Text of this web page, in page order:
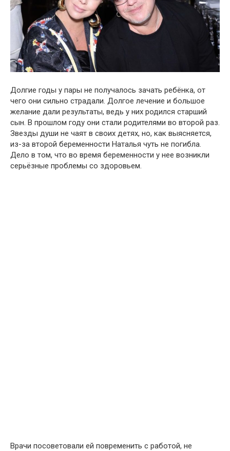
Долгие годы у пары не получалось зачать ребёнка, от
чего они сильно страдали. Долгое лечение и большое
желание дали результаты, ведь у них родился старший
сын. В прошлом году они стали родителями во второй раз.
Звезды души не чаят в своих детях, но, как выясняется,
из-за второй беременности Наталья чуть не погибла.
Дело в том, что во время беременности у нее возникли
серьёзные проблемы со здоровьем.
Врачи посоветовали ей повременить с работой, не